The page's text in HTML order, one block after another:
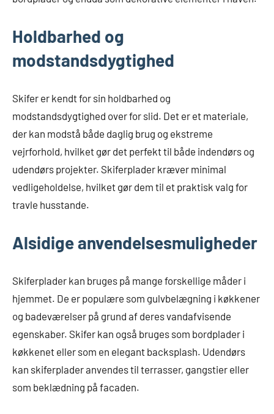
Holdbarhed og
modstandsdygtighed
Skifer er kendt for sin holdbarhed og
modstandsdygtighed over for slid. Det er et materiale,
der kan modstå både daglig brug og ekstreme
vejrforhold, hvilket gør det perfekt til både indendørs og
udendørs projekter. Skiferplader kræver minimal
vedligeholdelse, hvilket gør dem til et praktisk valg for
travle husstande.
Alsidige anvendelsesmuligheder
Skiferplader kan bruges på mange forskellige måder i
hjemmet. De er populære som gulvbelægning i køkkener
og badeværelser på grund af deres vandafvisende
egenskaber. Skifer kan også bruges som bordplader i
køkkenet eller som en elegant backsplash. Udendørs
kan skiferplader anvendes til terrasser, gangstier eller
som beklædning på facaden.